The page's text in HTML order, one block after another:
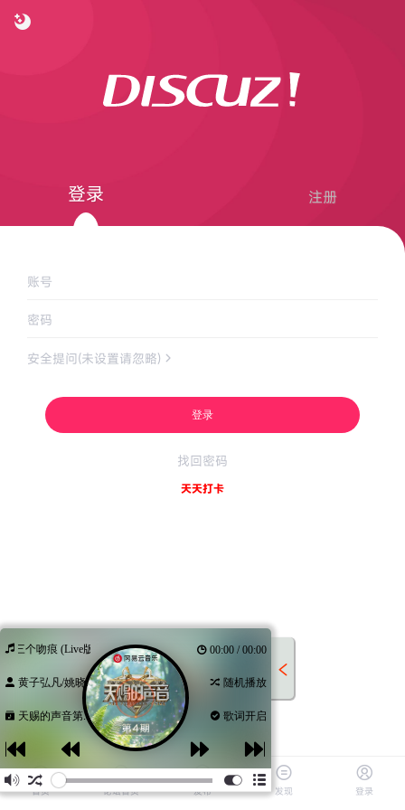
登录 注册
账号
密码
安全提问(未设置请忽略)
登录
找回密码
第三个吻痕 (Live版) 00:00 / 00:00
黄子弘凡/姚晓... 随机播放
天赐的声音第... 歌词开启
天天打卡
首页 论坛首页 发布 发现 登录